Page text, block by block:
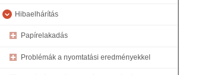
Hibaelhárítás
Papírelakadás
Problémák a nyomtatási eredményekkel